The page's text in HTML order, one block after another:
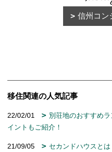
信州コン
移住関連の人気記事
22/02/01
別荘地のおすすめ
イントもご紹介！
21/09/05
セカンドハウスと